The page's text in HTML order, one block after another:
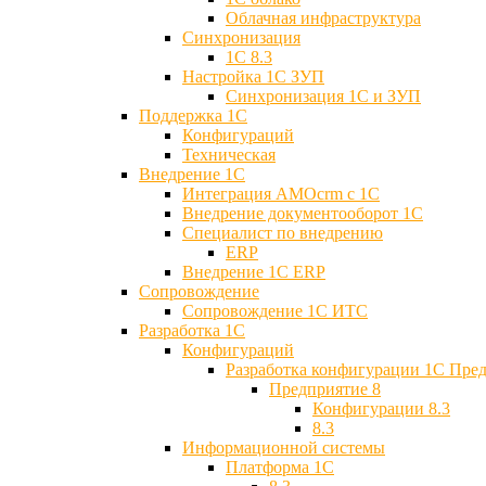
Облачная инфраструктура
Синхронизация
1С 8.3
Настройка 1С ЗУП
Синхронизация 1С и ЗУП
Поддержка 1С
Конфигураций
Техническая
Внедрение 1С
Интеграция AMOcrm с 1C
Внедрение документооборот 1С
Специалист по внедрению
ERP
Внедрение 1С ERP
Cопровождение
Cопровождение 1С ИТС
Разработка 1C
Конфигураций
Разработка конфигурации 1С
Предприятие 8
Конфигурации 8.3
8.3
Информационной системы
Платформа 1С